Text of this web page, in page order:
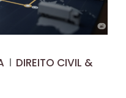
DIREITO CIVIL &